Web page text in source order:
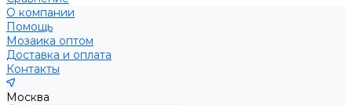
О компании
Помощь
Мозаика оптом
Доставка и оплата
Контакты
Москва